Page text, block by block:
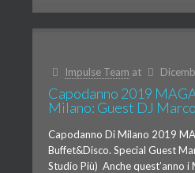
Impulse Team at
Capodanno 2019
Milano: Guest DJ
Capodanno Di Milano 2019
Buffet&Disco. Special Guest
Studio Più) Anche quest’anno i